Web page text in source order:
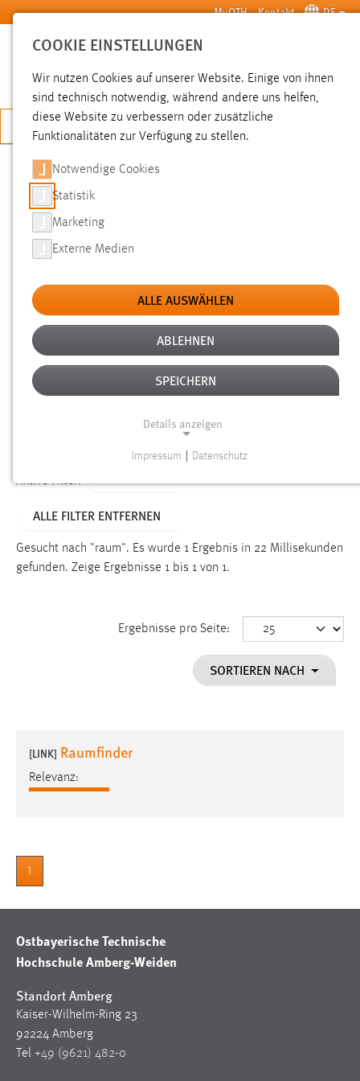
Zum Hauptinhalt springen MyOTH Kontakt DE
SUCHE
JETZT BEWERBEN
SUCHE
FILTER
Typ
Erstellungsdatum
Alter
Aktive Filter:
ALLE FILTER ENTFERNEN
Gesucht nach "raum". Es wurde 1 Ergebnis in 22 Millisekunden
gefunden. Zeige Ergebnisse 1 bis 1 von 1.
Ergebnisse pro Seite:
SORTIEREN NACH
[LINK] Raumfinder
Relevanz:
1
Ostbayerische Technische
Hochschule Amberg-Weiden
Standort Amberg
Kaiser-Wilhelm-Ring 23
92224 Amberg
Tel +49 (9621) 482-0
COOKIE EINSTELLUNGEN
Wir nutzen Cookies auf unserer Website. Einige von ihnen
sind technisch notwendig, während andere uns helfen,
diese Website zu verbessern oder zusätzliche
Funktionalitäten zur Verfügung zu stellen.
Notwendige Cookies
Statistik
Marketing
Externe Medien
ALLE AUSWÄHLEN
ABLEHNEN
SPEICHERN
Details anzeigen
Funktionen und sind für die einwandfreie Funktion der
Einverständnis
cookie_consent
Dieser Cookie speichert die ausgewählten Einverständnis-
Performance
Sprachpräferenz
site-language-preference
Zweck:
Das Cookie speichert die gewählte Sprache der Website.
Impressum Datenschutz